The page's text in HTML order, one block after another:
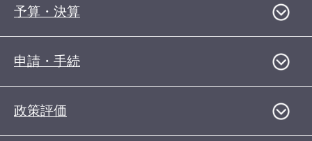
予算・決算
申請・手続
政策評価